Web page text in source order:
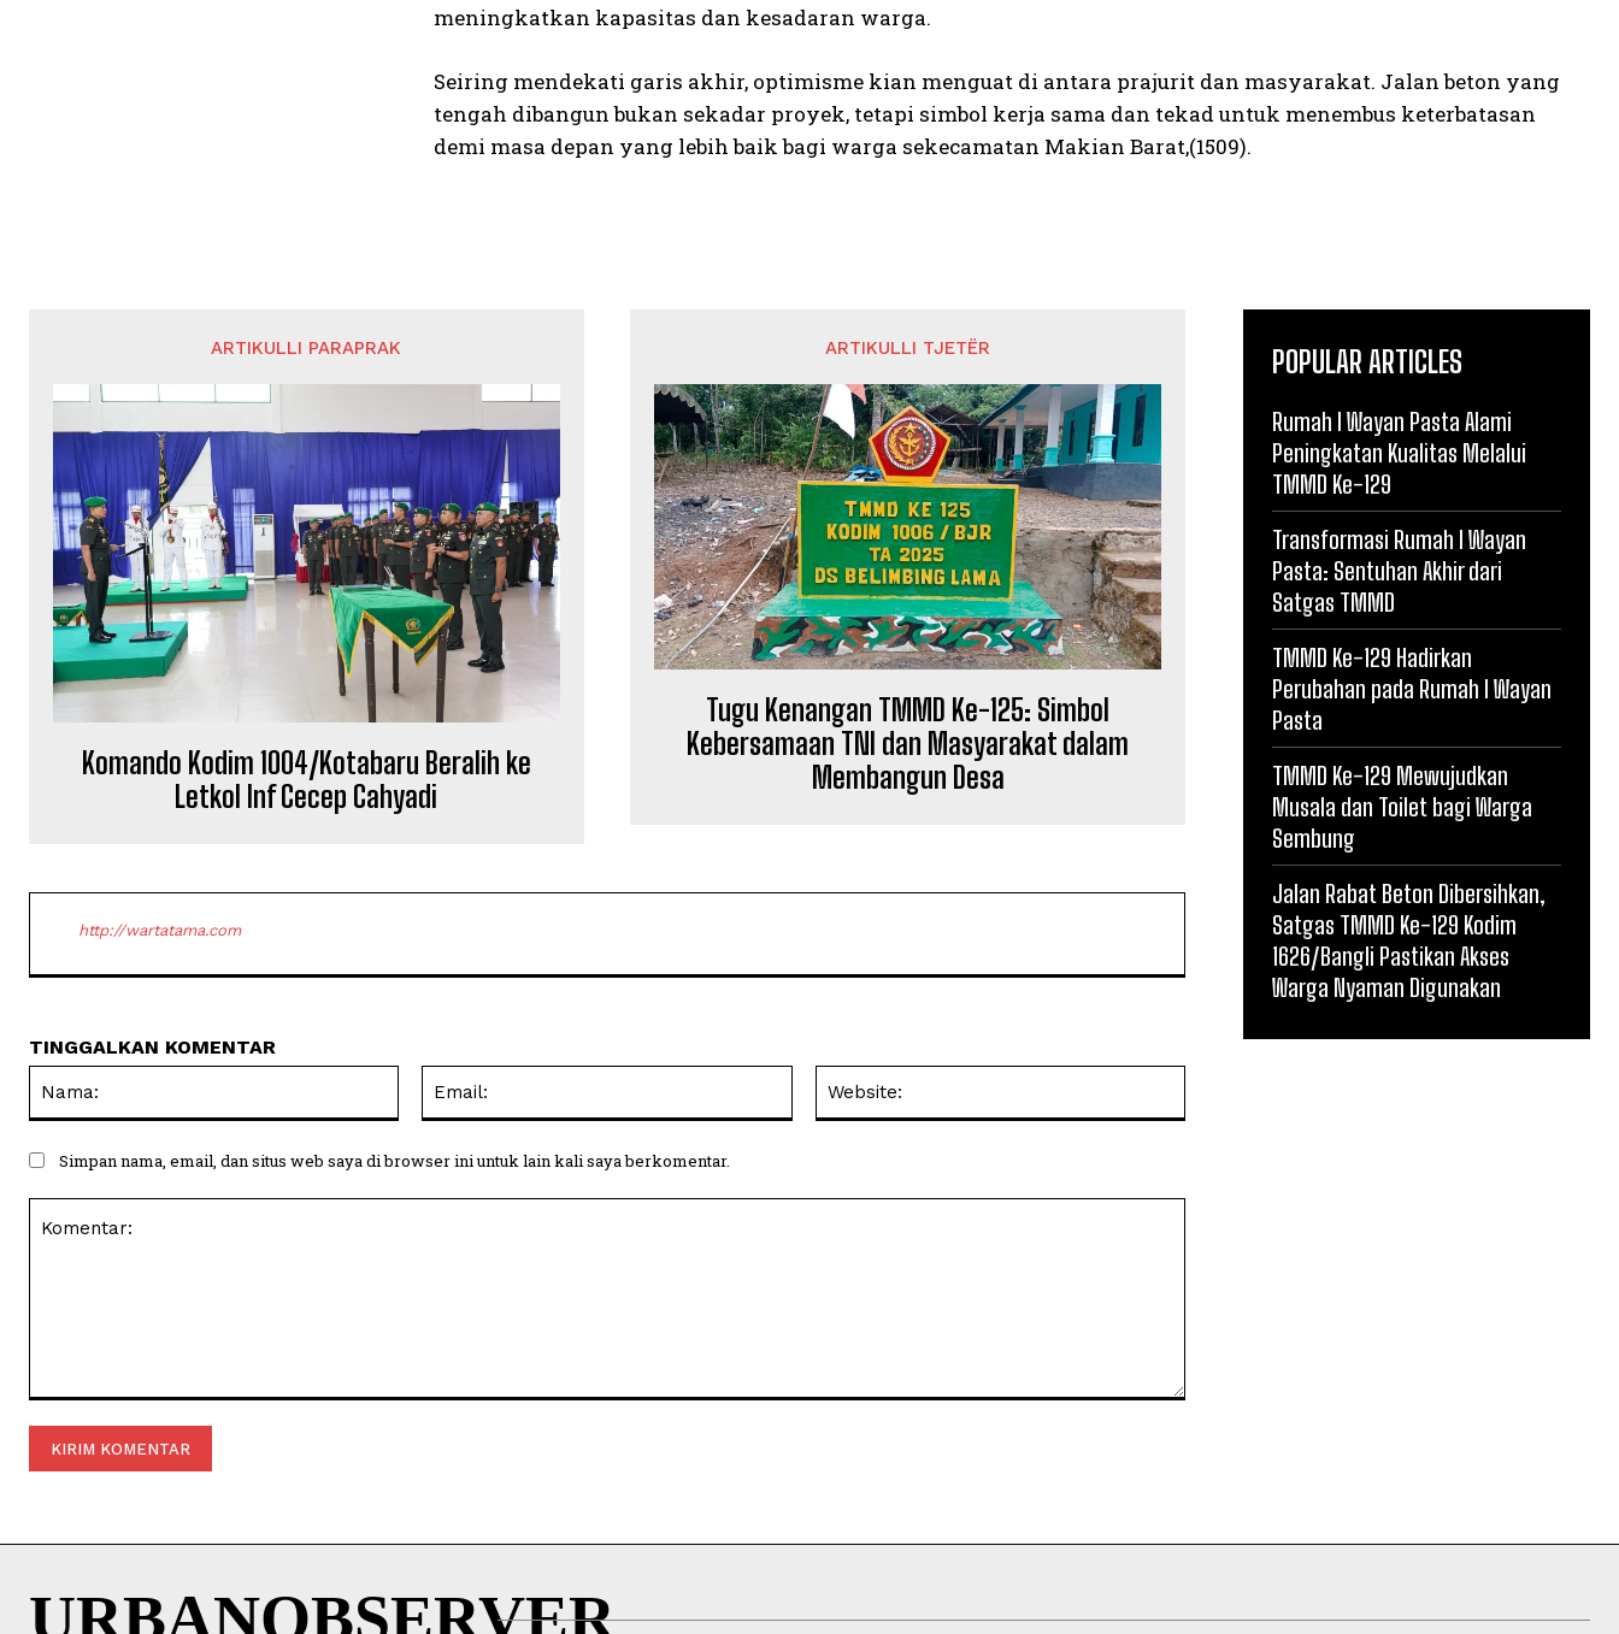
meningkatkan kapasitas dan kesadaran warga.
Seiring mendekati garis akhir, optimisme kian menguat di antara prajurit dan masyarakat. Jalan beton yang
tengah dibangun bukan sekadar proyek, tetapi simbol kerja sama dan tekad untuk menembus keterbatasan
demi masa depan yang lebih baik bagi warga sekecamatan Makian Barat,(1509).
ARTIKULLI PARAPRAK
Komando Kodim 1004/Kotabaru Beralih ke
Letkol Inf Cecep Cahyadi
ARTIKULLI TJETËR
Tugu Kenangan TMMD Ke-125: Simbol
Kebersamaan TNI dan Masyarakat dalam
Membangun Desa
http://wartatama.com
TINGGALKAN KOMENTAR
Simpan nama, email, dan situs web saya di browser ini untuk lain kali saya berkomentar.
POPULAR ARTICLES
Rumah I Wayan Pasta Alami
Peningkatan Kualitas Melalui
TMMD Ke-129
Transformasi Rumah I Wayan
Pasta: Sentuhan Akhir dari
Satgas TMMD
TMMD Ke-129 Hadirkan
Perubahan pada Rumah I Wayan
Pasta
TMMD Ke-129 Mewujudkan
Musala dan Toilet bagi Warga
Sembung
Jalan Rabat Beton Dibersihkan,
Satgas TMMD Ke-129 Kodim
1626/Bangli Pastikan Akses
Warga Nyaman Digunakan
URBANOBSERVER